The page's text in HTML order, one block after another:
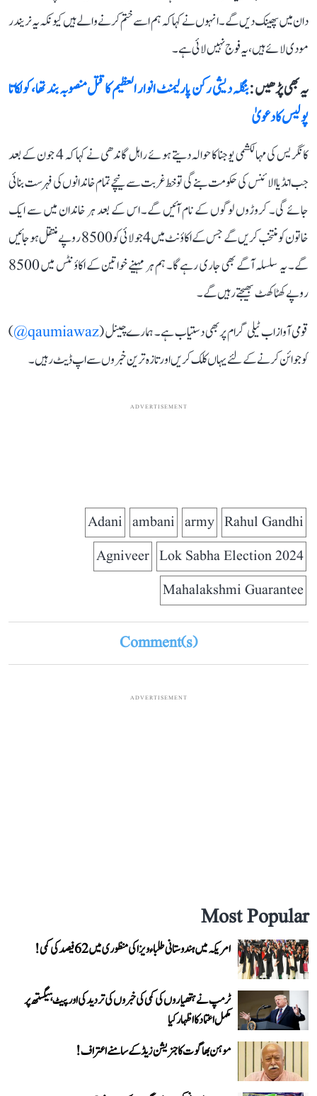
دان میں پھینک دیں گے۔ انہوں نے کہا کہ ہم اسے ختم کر نے والے ہیں کیونکہ یہ نریندر
مودی لائے ہیں، یہ فوج نہیں لائی ہے۔
یہ بھی پڑھیں :بنگلہ دیشی رکن پارلیمنٹ انوار العظیم کا قتل منصوبہ بند تھا، کولکاتا
پولیس کا دعویٰ
کانگریس کی مہالکشمی یوجنا کا حوالہ دیتے ہوئے راہل گاندھی نے کہا کہ 4 جون کے بعد
جب انڈیا الائنس کی حکومت بنے گی تو خط غربت سے نیچے تمام خاندانوں کی فہرست بنائی
جائے گی۔ کروڑوں لوگوں کے نام آئیں گے۔ اس کے بعد ہر خاندان میں سے ایک
خاتون کو منتخب کریں گے جس کے اکاؤنٹ میں 4 جولائی کو 8500 روپے منتقل ہو جائیں
گے۔ یہ سلسلہ آگے بھی جاری رہے گا۔ ہم ہر مہینے خواتین کے اکاؤنٹس میں 8500
روپے کھٹا کھٹ بھیجتے رہیں گے۔
قومی آواز اب ٹیلی گرام پر بھی دستیاب ہے۔ ہمارے چینل (qaumiawaz@
)
کو جوائن کرنے کے لئے یہاں کلک کریں اور تازہ ترین خبروں سے اپ ڈیٹ رہیں۔
ADVERTISEMENT
Rahul Gandhi
army
ambani
Adani
Lok Sabha Election 2024
Agniveer
Mahalakshmi Guarantee
Comment(s)
ADVERTISEMENT
Most Popular
امریکہ میں ہندوستانی طلباء ویزا کی منظوری میں 62 فیصد کی کمی!
ٹرمپ نے ہتھیاروں کی کمی کی خبروں کی تردید کی اور پیٹ ہیگستھ پر
مکمل اعتماد کا اظہار کیا
موہن بھاگوت کا جنریشن زیڈ کے سامنے اعتراف!